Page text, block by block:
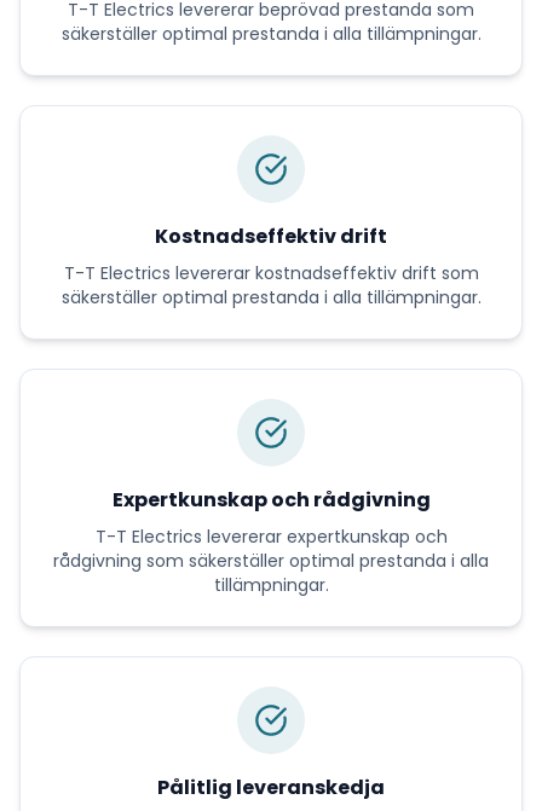
T-T Electrics levererar beprövad prestanda som
säkerställer optimal prestanda i alla tillämpningar.
Kostnadseffektiv drift
T-T Electrics levererar kostnadseffektiv drift som
säkerställer optimal prestanda i alla tillämpningar.
Expertkunskap och rådgivning
T-T Electrics levererar expertkunskap och
rådgivning som säkerställer optimal prestanda i alla
tillämpningar.
Pålitlig leveranskedja